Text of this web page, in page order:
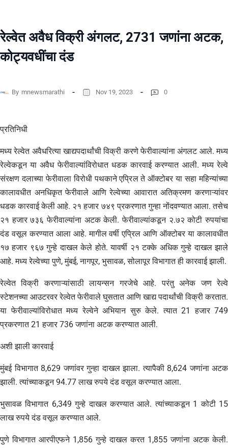
रेल्वेत अवैध विक्री अंगलट, 2731 जणांना अटक,
कोट्यवधींचा दंड
By mnewsmarathi Nov 19, 2023 0
प्रतिनिधी
मध्य रेल्वेत अवैधरित्या खाद्यपदार्थांची विक्री करणे फेरीवाल्यांना अंगलट आले. मध्य
रेल्वेकडून या अवैध फेरीवाल्यांविरोधात धडक कारवाई करण्यात आली. मध्य रेल्वे
संरक्षण दलाच्या फेरीवाला विरोधी पथकाने एप्रिल ते ऑक्टोबर या सहा महिन्यांच्या
कालावधीत अनधिकृत फेरीवाले आणि रेल्वेच्या आवारात अतिक्रमण करणाऱ्यांवर
धडक कारवाई केली आहे. २१ हजार ७४९ प्रकरणात गुन्हा नोंदवण्यात आला. तसेच
२१ हजार ७३६ फेरीवाल्यांना अटक केली. फेरीवाल्यांकडून २.७२ कोटी रुपयांचा
दंड वसूल करण्यात आला आहे. मागील वर्षी एप्रिल आणि ऑक्टोबर या कालावधीत
१७ हजार ९६७ गुन्हे दाखल केले होते. यावर्षी २१ टक्के अधिक गुन्हे दाखल झाले
आहे. मध्य रेल्वेच्या पुणे, मुंबई, नागपूर, भुसावळ, सोलापूर विभागात ही कारवाई झाली.
रेल्वेत विक्री करणाऱ्यांसाठी लायन्सन गरजेचे आहे. परंतु अनेक जण रेल्वे
स्टेशनच्या आउटरवर रेल्वेत फेरीवाले घुसतात आणि खाद्य पदार्थांची विक्री करतात.
या फेरीवाल्यांविरोधात मध्य रेल्वेने अभियान सुरु केले. त्यात 21 हजार 749
प्रकरणात 21 हजार 736 जणांना अटक करण्यात आली.
अशी झाली कारवाई
मुंबई विभागात 8,629 जणांवर गुन्हा दाखल झाला. त्यापैकी 8,624 जणांना अटक
झाली. त्यांच्याकडून 94.77 लाख रुपये दंड वसूल करण्यात आला.
भुसावळ विभागात 6,349 गुन्हे दाखल करण्यात आले. त्यांच्याकडून 1 कोटी 15
लाख रुपये दंड वसूल करण्यात आले.
पुणे विभागात आरपीएफने 1,856 गुन्हे दाखल करत 1,855 जणांना अटक केली.